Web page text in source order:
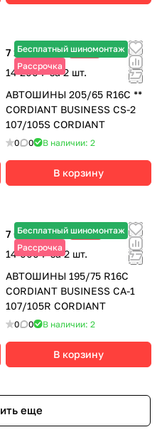
Бесплатный шиномонтаж
Рассрочка
7 100 ₽8 160 ₽ -13%
14 200 ₽ за 2 шт.
АВТОШИНЫ 205/65 R16C **
CORDIANT BUSINESS CS-2
107/105S CORDIANT
0 0 В наличии: 2
В корзину
Бесплатный шиномонтаж
Рассрочка
7 000 ₽7 780 ₽ -10%
14 000 ₽ за 2 шт.
АВТОШИНЫ 195/75 R16C
CORDIANT BUSINESS CA-1
107/105R CORDIANT
0 0 В наличии: 2
В корзину
еще